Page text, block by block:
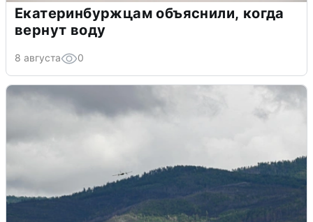
Екатеринбуржцам объяснили, когда
вернут воду
8 августа 0